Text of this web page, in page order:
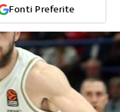
Fonti Preferite